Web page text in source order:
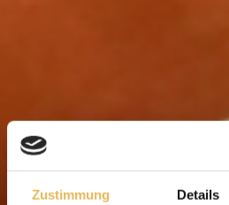
Zustimmung Details